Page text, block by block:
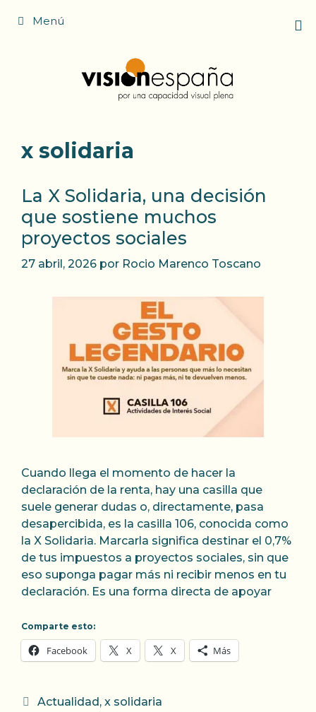
Menú
x solidaria
La X Solidaria, una decisión
que sostiene muchos
proyectos sociales
27 abril, 2026 por Rocio Marenco Toscano
Cuando llega el momento de hacer la
declaración de la renta, hay una casilla que
suele generar dudas o, directamente, pasa
desapercibida, es la casilla 106, conocida como
la X Solidaria. Marcarla significa destinar el 0,7%
de tus impuestos a proyectos sociales, sin que
eso suponga pagar más ni recibir menos en tu
declaración. Es una forma directa de apoyar
Comparte esto:
Facebook X X Más
Categorías
Actualidad , x solidaria